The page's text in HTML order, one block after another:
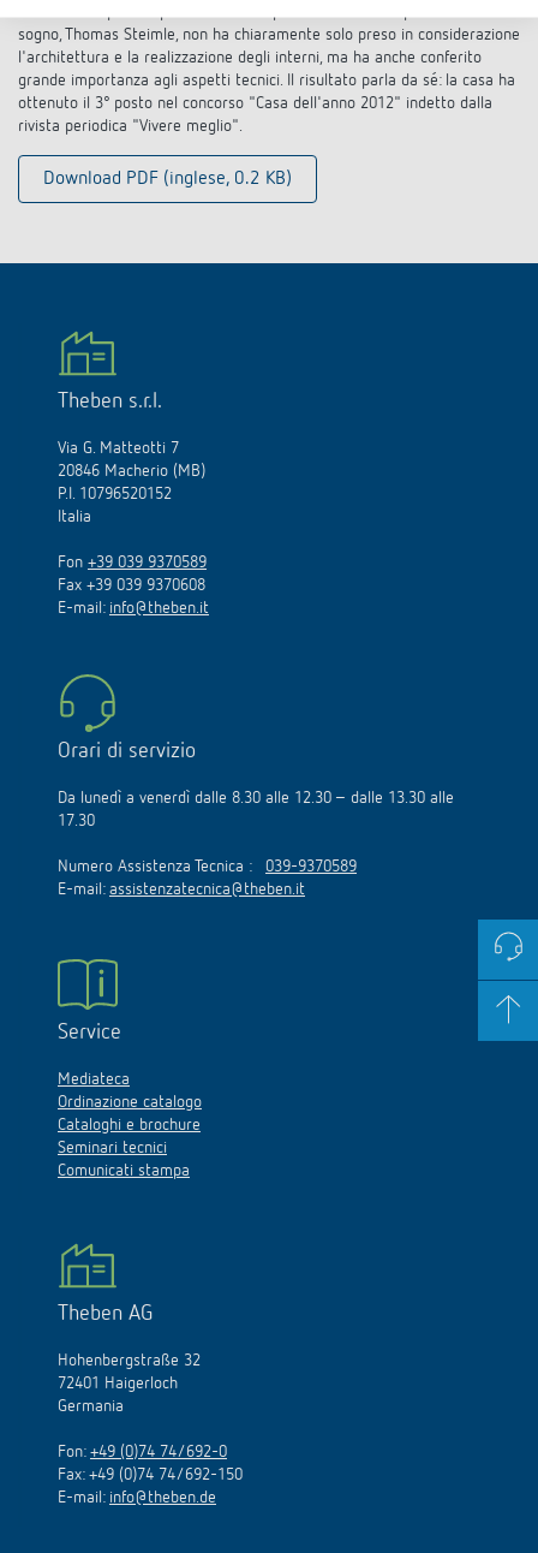
sogno, Thomas Steimle, non ha chiaramente solo preso in considerazione
l'architettura e la realizzazione degli interni, ma ha anche conferito
grande importanza agli aspetti tecnici. Il risultato parla da sé: la casa ha
ottenuto il 3° posto nel concorso "Casa dell'anno 2012" indetto dalla
rivista periodica "Vivere meglio".
Download PDF (inglese, 0.2 KB)
Theben s.r.l.
Via G. Matteotti 7
20846 Macherio (MB)
P.I. 10796520152
Italia
Fon +39 039 9370589
Fax +39 039 9370608
E-mail: info@theben.it
Orari di servizio
Da lunedì a venerdì dalle 8.30 alle 12.30 – dalle 13.30 alle
17.30
Numero Assistenza Tecnica : 039-9370589
E-mail: assistenzatecnica@theben.it
Service
Mediateca
Ordinazione catalogo
Cataloghi e brochure
Seminari tecnici
Comunicati stampa
Theben AG
Hohenbergstraße 32
72401 Haigerloch
Germania
Fon: +49 (0)74 74/692-0
Fax: +49 (0)74 74/692-150
E-mail: info@theben.de